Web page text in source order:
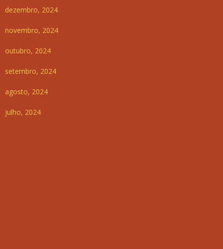
dezembro, 2024
novembro, 2024
outubro, 2024
setembro, 2024
agosto, 2024
julho, 2024